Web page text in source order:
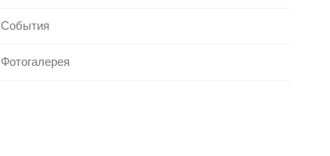
События
Фотогалерея